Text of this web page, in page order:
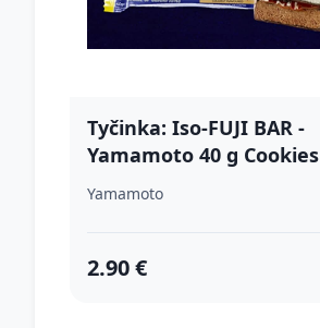
Tyčinka: Iso-FUJI BAR -
Yamamoto 40 g
Chocolate Coating
Yamamoto
2.90 €